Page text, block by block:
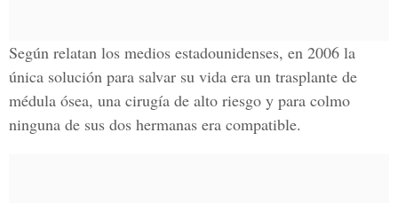
Según relatan los medios estadounidenses, en 2006 la
única solución para salvar su vida era un trasplante de
médula ósea, una cirugía de alto riesgo y para colmo
ninguna de sus dos hermanas era compatible.